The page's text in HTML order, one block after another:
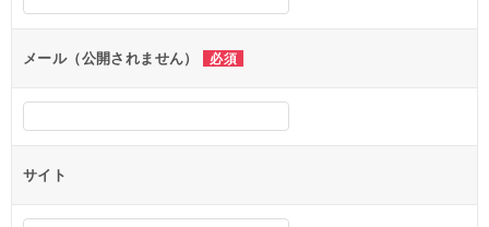
ョ
ンメール（公開されません） 必須
サイト